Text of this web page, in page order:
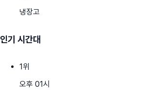
냉장고
인기 시간대
1위
오후 01시